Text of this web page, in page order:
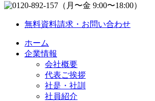
（月〜金 9:00〜18:00）
無料資料請求・お問い合わせ
ホーム
企業情報
会社概要
代表ご挨拶
社是・社訓
社員紹介